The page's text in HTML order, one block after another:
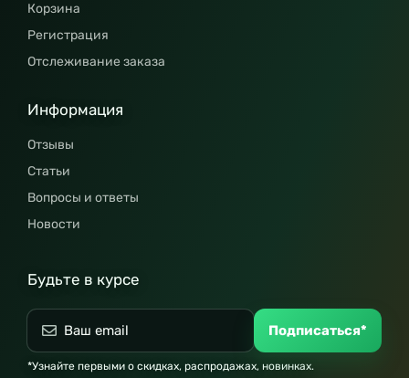
Корзина
Регистрация
Отслеживание заказа
Информация
Отзывы
Статьи
Вопросы и ответы
Новости
Будьте в курсе
Подписаться*
*Узнайте первыми о скидках, распродажах, новинках.